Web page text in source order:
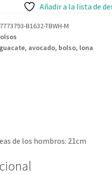
Añadir a la lista de
B1632-TBWH-M
, avocado, bolso, lona
de los hombros: 21cm